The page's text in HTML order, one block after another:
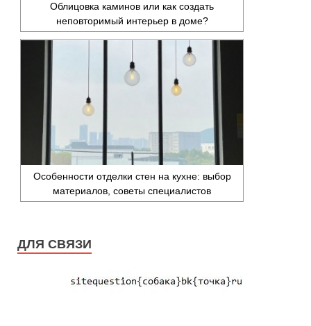
Облицовка каминов или как создать
неповторимый интерьер в доме?
Особенности отделки стен на кухне: выбор
материалов, советы специалистов
ДЛЯ СВЯЗИ